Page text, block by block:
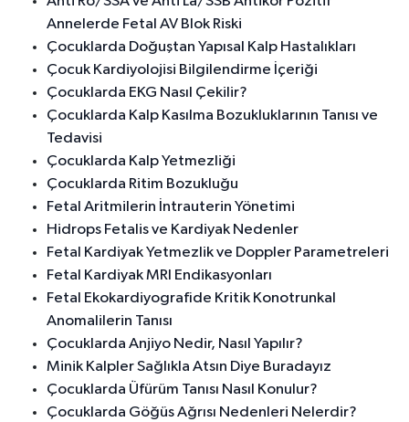
Annelerde Fetal AV Blok Riski
Çocuklarda Doğuştan Yapısal Kalp Hastalıkları
Çocuk Kardiyolojisi Bilgilendirme İçeriği
Çocuklarda EKG Nasıl Çekilir?
Çocuklarda Kalp Kasılma Bozukluklarının Tanısı ve
Tedavisi
Çocuklarda Kalp Yetmezliği
Çocuklarda Ritim Bozukluğu
Fetal Aritmilerin İntrauterin Yönetimi
Hidrops Fetalis ve Kardiyak Nedenler
Fetal Kardiyak Yetmezlik ve Doppler Parametreleri
Fetal Kardiyak MRI Endikasyonları
Fetal Ekokardiyografide Kritik Konotrunkal
Anomalilerin Tanısı
Çocuklarda Anjiyo Nedir, Nasıl Yapılır?
Minik Kalpler Sağlıkla Atsın Diye Buradayız
Çocuklarda Üfürüm Tanısı Nasıl Konulur?
Çocuklarda Göğüs Ağrısı Nedenleri Nelerdir?